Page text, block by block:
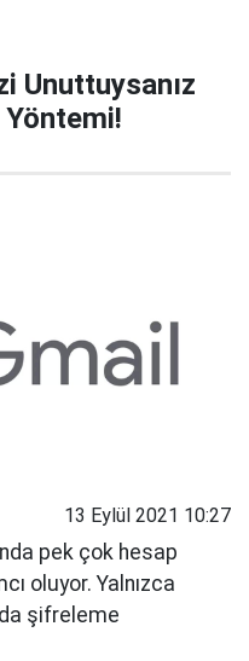
Unuttuysanız
Yöntemi!
13 Eylül 2021 10:27
pek çok hesap
oluyor. Yalnızca
şifreleme